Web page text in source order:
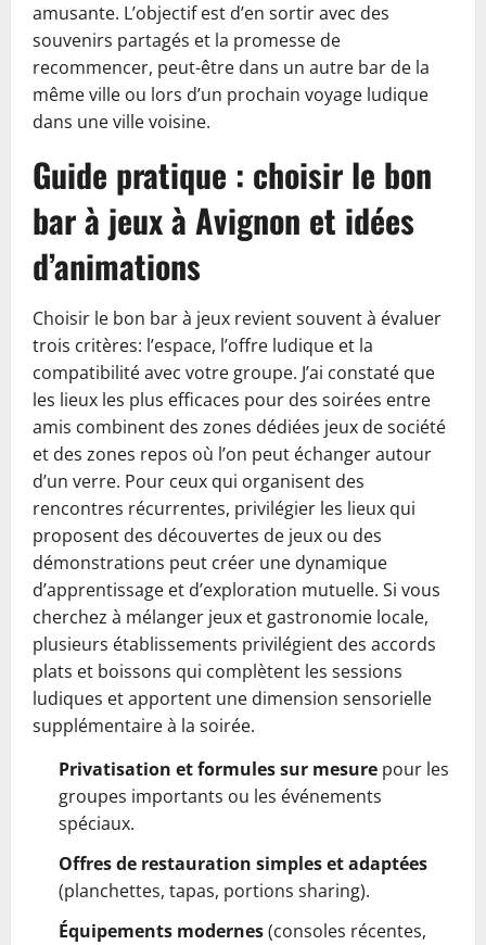
amusante. L’objectif est d’en sortir avec des
souvenirs partagés et la promesse de
recommencer, peut-être dans un autre bar de la
même ville ou lors d’un prochain voyage ludique
dans une ville voisine.
Guide pratique : choisir le bon
bar à jeux à Avignon et idées
d’animations
Choisir le bon bar à jeux revient souvent à évaluer
trois critères: l’espace, l’offre ludique et la
compatibilité avec votre groupe. J’ai constaté que
les lieux les plus efficaces pour des soirées entre
amis combinent des zones dédiées jeux de société
et des zones repos où l’on peut échanger autour
d’un verre. Pour ceux qui organisent des
rencontres récurrentes, privilégier les lieux qui
proposent des découvertes de jeux ou des
démonstrations peut créer une dynamique
d’apprentissage et d’exploration mutuelle. Si vous
cherchez à mélanger jeux et gastronomie locale,
plusieurs établissements privilégient des accords
plats et boissons qui complètent les sessions
ludiques et apportent une dimension sensorielle
supplémentaire à la soirée.
Privatisation et formules sur mesure pour les
groupes importants ou les événements
spéciaux.
Offres de restauration simples et adaptées
(planchettes, tapas, portions sharing).
Équipements modernes(consoles récentes,